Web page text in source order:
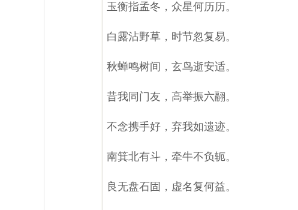
玉衡指孟冬，众星何历历。
白露沾野草，时节忽复易。
秋蝉鸣树间，玄鸟逝安适。
昔我同门友，高举振六翮。
不念携手好，弃我如遗迹。
南箕北有斗，牵牛不负轭。
良无盘石固，虚名复何益。